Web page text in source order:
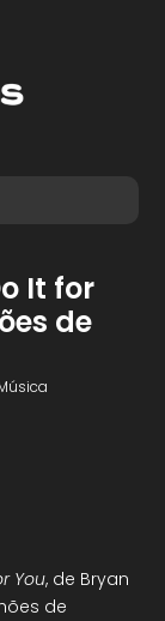
It for
de
You, de Bryan
de